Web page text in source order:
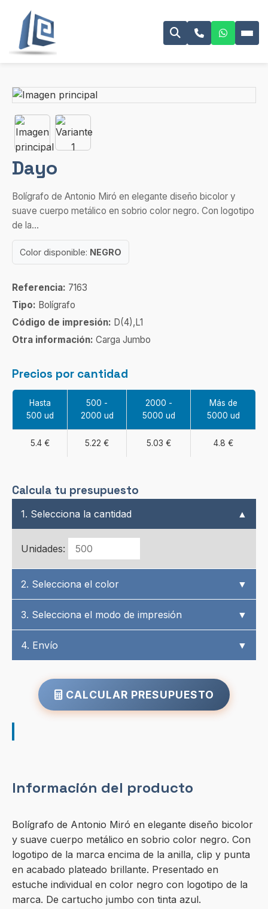
Dayo
Bolígrafo de Antonio Miró en elegante diseño bicolor y
suave cuerpo metálico en sobrio color negro. Con logotipo
de la...
Color disponible: NEGRO
Referencia: 7163
Tipo: Bolígrafo
Código de impresión: D(4),L1
Otra información: Carga Jumbo
Precios por cantidad
Hasta
500 ud
500 -
2000 ud
2000 -
5000 ud
Más de
5000 ud
5.4 € 5.22 € 5.03 € 4.8 €
Calcula tu presupuesto
1. Selecciona la cantidad ▲
Unidades:
2. Selecciona el color ▼
3. Selecciona el modo de impresión ▼
4. Envío ▼
CALCULAR PRESUPUESTO
Información del producto
Bolígrafo de Antonio Miró en elegante diseño bicolor
y suave cuerpo metálico en sobrio color negro. Con
logotipo de la marca encima de la anilla, clip y punta
en acabado plateado brillante. Presentado en
estuche individual en color negro con logotipo de la
marca. De cartucho jumbo con tinta azul.